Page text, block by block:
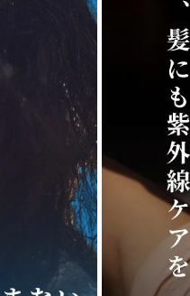
サブリミック正規販売店